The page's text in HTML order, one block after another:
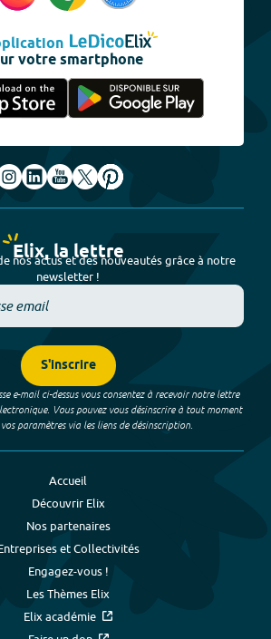
votre smartphone
Elix, la lettre
nos actus et des nouveautés grâce à notre
newsletter !
S'inscrire
e-mail ci-dessus vous consentez à recevoir notre lettre
Vous pouvez vous désinscrire à tout moment
paramètres via les liens de désinscription.
Accueil
Découvrir Elix
Nos partenaires
et Collectivités
Engagez-vous !
Les Thèmes Elix
Elix académie